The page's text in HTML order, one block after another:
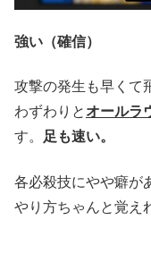
強い（確信）
攻撃の発生も早く
わずわりと オールラ
す。 足も速い。
各必殺技にやや癖が
やり方ちゃんと覚え